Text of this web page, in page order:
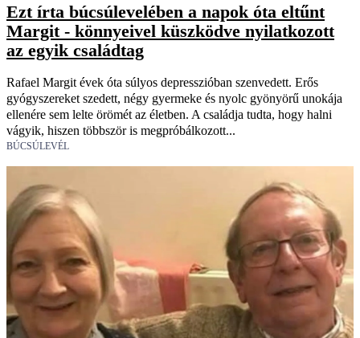
Ezt írta búcsúlevelében a napok óta eltűnt
Margit - könnyeivel küszködve nyilatkozott
az egyik családtag
Rafael Margit évek óta súlyos depresszióban szenvedett. Erős
gyógyszereket szedett, négy gyermeke és nyolc gyönyörű unokája
ellenére sem lelte örömét az életben. A családja tudta, hogy halni
vágyik, hiszen többször is megpróbálkozott...
BÚCSÚLEVÉL